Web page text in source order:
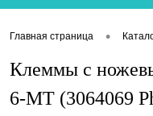
Главная страница •
Клеммы с
6-MT (3064069